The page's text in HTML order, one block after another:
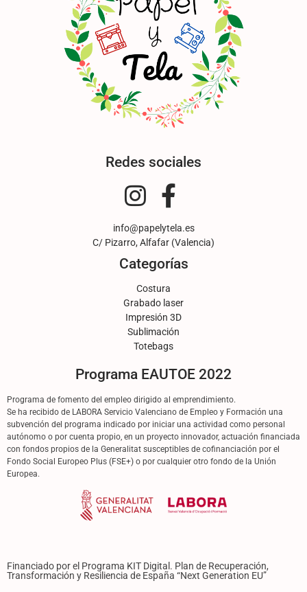
Redes sociales
info@papelytela.es
C/ Pizarro, Alfafar (Valencia)
Categorías
Costura
Grabado laser
Impresión 3D
Sublimación
Totebags
Programa EAUTOE 2022
Programa de fomento del empleo dirigido al emprendimiento.
Se ha recibido de LABORA Servicio Valenciano de Empleo y Formación una
subvención del programa indicado por iniciar una actividad como personal
autónomo o por cuenta propio, en un proyecto innovador, actuación financiada
con fondos propios de la Generalitat susceptibles de cofinanciación por el
Fondo Social Europeo Plus (FSE+) o por cualquier otro fondo de la Unión
Europea.
Financiado por el Programa KIT Digital. Plan de Recuperación,
Transformación y Resiliencia de España “Next Generation EU”